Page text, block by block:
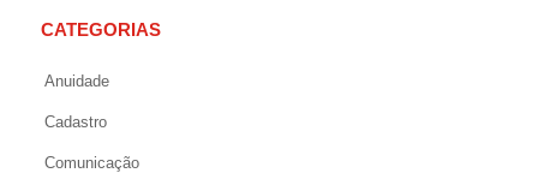
CATEGORIAS
Anuidade
Cadastro
Comunicação